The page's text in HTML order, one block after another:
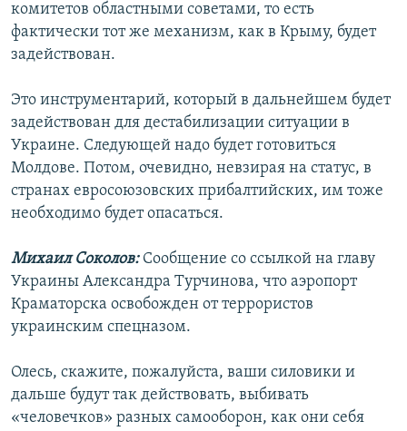
комитетов областными советами, то есть
фактически тот же механизм, как в Крыму, будет
задействован.
Это инструментарий, который в дальнейшем будет
задействован для дестабилизации ситуации в
Украине. Следующей надо будет готовиться
Молдове. Потом, очевидно, невзирая на статус, в
странах евросоюзовских прибалтийских, им тоже
необходимо будет опасаться.
Михаил Соколов: Сообщение со ссылкой на главу
Украины Александра Турчинова, что аэропорт
Краматорска освобожден от террористов
украинским спецназом.
Олесь, скажите, пожалуйста, ваши силовики и
дальше будут так действовать, выбивать
«человечков» разных самооборон, как они себя